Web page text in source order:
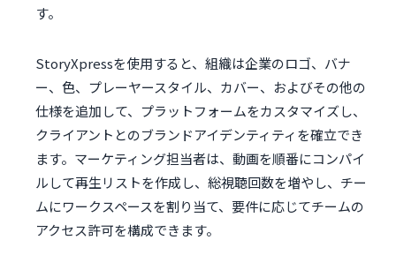
す。
StoryXpressを使用すると、組織は企業のロゴ、バナ
ー、色、プレーヤースタイル、カバー、およびその他の
仕様を追加して、プラットフォームをカスタマイズし、
クライアントとのブランドアイデンティティを確立でき
ます。マーケティング担当者は、動画を順番にコンパイ
ルして再生リストを作成し、総視聴回数を増やし、チー
ムにワークスペースを割り当て、要件に応じてチームの
アクセス許可を構成できます。